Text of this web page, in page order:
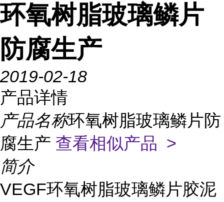
环氧树脂玻璃鳞片
防腐生产
2019-02-18
产品详情
产品名称环氧树脂玻璃鳞片防
腐生产 查看相似产品 >
简介
VEGF环氧树脂玻璃鳞片胶泥